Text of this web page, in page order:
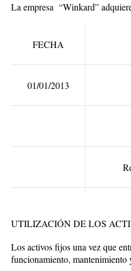
La empresa “Winkard”
FECHA
01/01/2013
UTILIZACIÓN DE LOS
Los activos fijos una vez que
funcionamiento, mantenimiento